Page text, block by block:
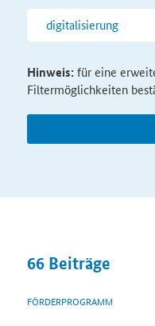
Hinweis:für eine
Filtermöglichkeiten
66 Beiträge
FÖRDERPROGRAMM